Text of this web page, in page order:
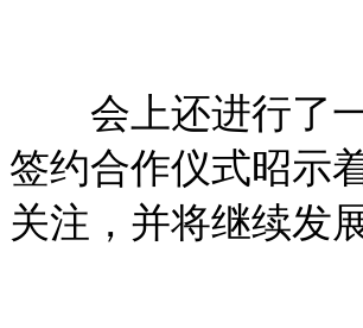
会上还进行了一
签约合作仪式昭示
关注，并将继续发